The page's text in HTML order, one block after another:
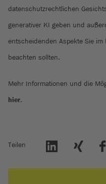
datenschutzrechtlichen
generativer KI geben und
entscheidenden Aspekte Sie
beachten sollten.
Mehr Informationen und die
hier.
Teilen